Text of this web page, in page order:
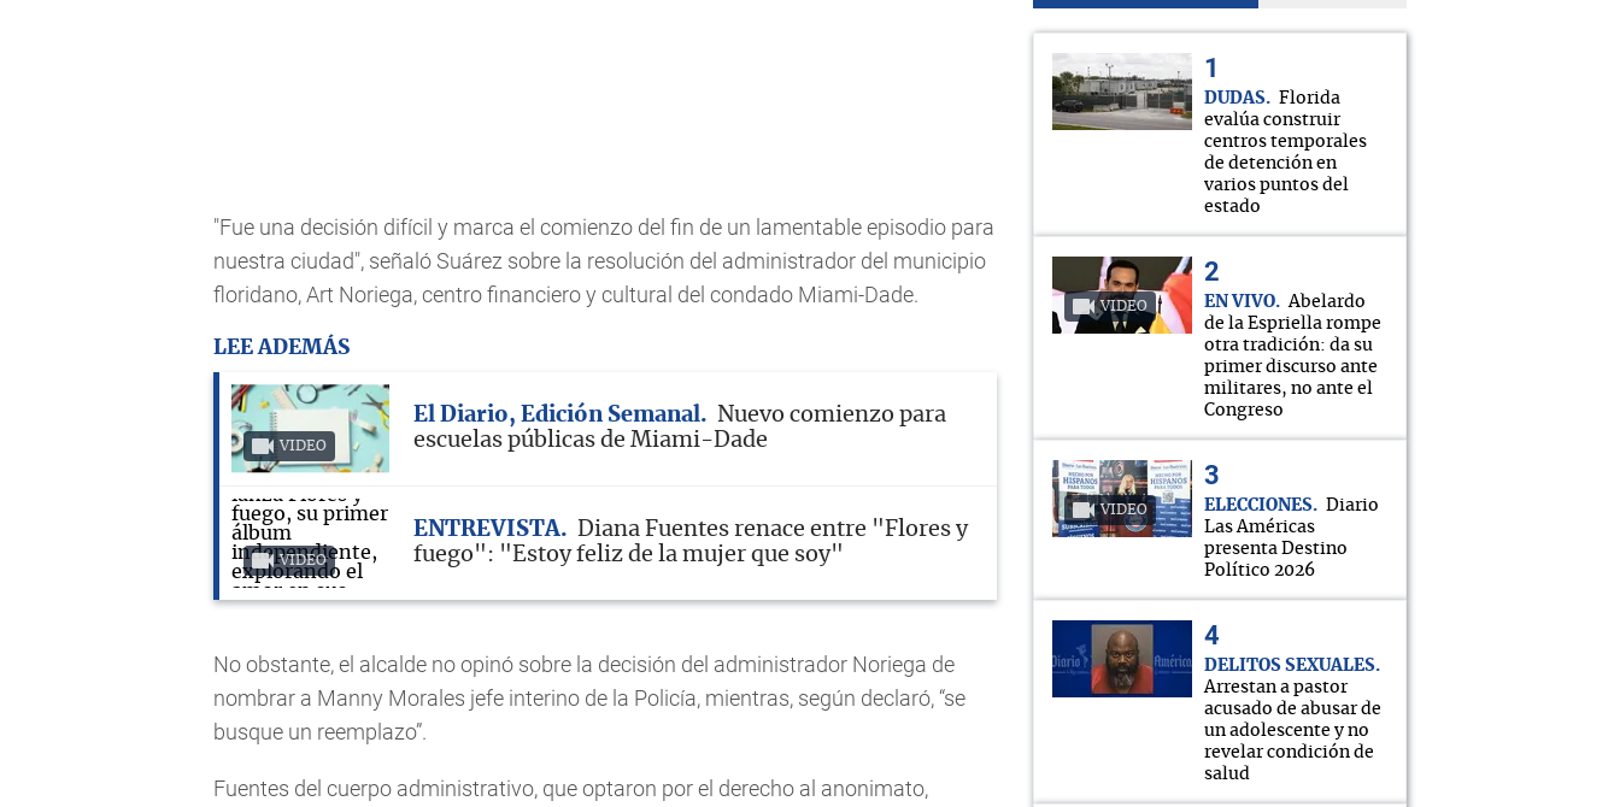
"Fue una decisión difícil y marca el comienzo del fin de un lamentable episodio para
nuestra ciudad", señaló Suárez sobre la resolución del administrador del municipio
floridano, Art Noriega, centro financiero y cultural del condado Miami-Dade.
LEE ADEMÁS
VIDEO
El Diario, Edición Semanal
Nuevo comienzo para
escuelas públicas de Miami-Dade
VIDEO
ENTREVISTA
Diana Fuentes renace entre "Flores y
fuego": "Estoy feliz de la mujer que soy"
No obstante, el alcalde no opinó sobre la decisión del administrador Noriega de
nombrar a Manny Morales jefe interino de la Policía, mientras, según declaró, “se
busque un reemplazo”.
Fuentes del cuerpo administrativo, que optaron por el derecho al anonimato,
DUDAS
Florida
evalúa construir
centros temporales
de detención en
varios puntos del
estado
VIDEO EN VIVO
Abelardo
de la Espriella rompe
otra tradición: da su
primer discurso ante
militares, no ante el
Congreso
VIDEO ELECCIONES
Diario
Las Américas
presenta Destino
Político 2026
DELITOS SEXUALES
Arrestan a pastor
acusado de abusar de
un adolescente y no
revelar condición de
salud